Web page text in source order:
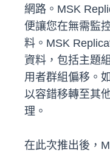
網路。MSK
便讓您在無需監
料。MSK
資料，包括主題
用者群組偏移。
以容錯移轉至其
理。
在此次推出後，